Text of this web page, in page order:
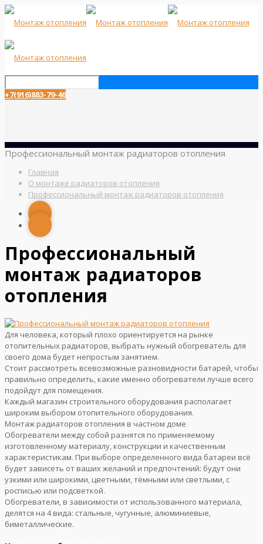
+7(916)883-79-46
Профессиональный монтаж радиаторов отопления
Главная
О монтаже радиаторов отопления
Профессиональный монтаж радиаторов отопления
Профессиональный
монтаж радиаторов
отопления
Для человека, который плохо ориентируется на рынке
отопительных радиаторов, выбрать нужный обогреватель для
своего дома будет непростым занятием.
Стоит рассмотреть всевозможные разновидности батарей, чтобы
правильно определить, какие именно обогреватели лучше всего
подойдут для помещения.
Каждый магазин строительного оборудования располагает
широким выбором отопительного оборудования.
Монтаж радиаторов отопления в частном доме
Обогреватели между собой разнятся по применяемому
изготовленному материалу, конструкции и качественным
характеристикам. При выборе определенного вида батареи всё
будет зависеть от ваших желаний и предпочтений: будут они
узкими или широкими, цветными, тёмными или светлыми, с
росписью или подсветкой.
Обогреватели, в зависимости от использованного материала,
делятся на 4 вида: стальные, чугунные, алюминиевые,
биметаллические.